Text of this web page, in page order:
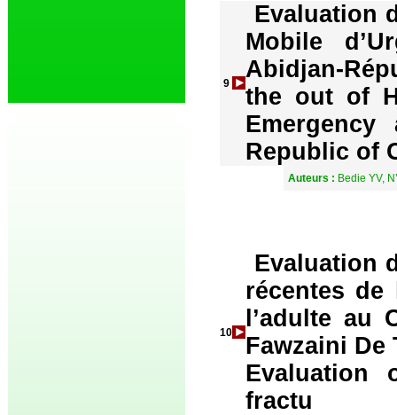
9
Evaluation
Mobile
Abidjan-
the out of
Republic of
Auteurs : Bedie YV,
10
Evaluation
récentes de
l’adulte au
Fawzaini De
Evaluation
fractu